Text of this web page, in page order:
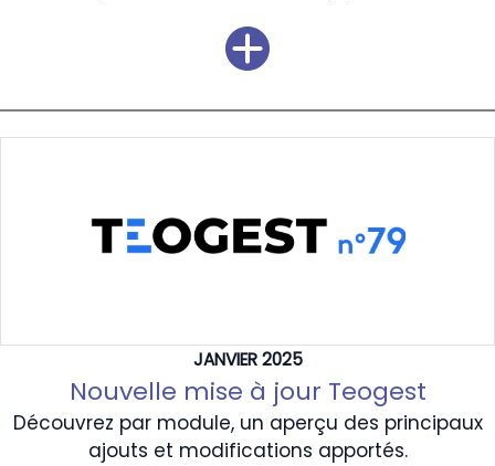
JANVIER 2025
Nouvelle mise à jour Teogest
Découvrez par module, un aperçu des principaux
ajouts et modifications apportés.